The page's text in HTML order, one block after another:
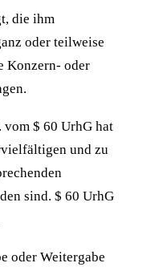
die ihm
oder teilweise
Konzern- oder
vom $ 60 UrhG hat
und zu
sind. $ 60 UrhG
oder Weitergabe